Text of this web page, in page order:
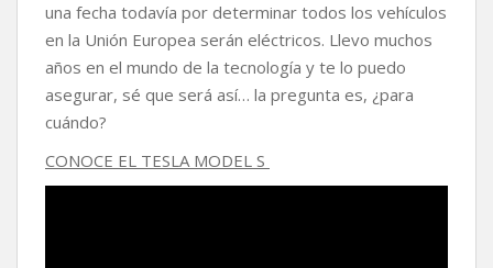
una fecha todavía por determinar todos los vehículos
en la Unión Europea serán eléctricos. Llevo muchos
años en el mundo de la tecnología y te lo puedo
asegurar, sé que será así… la pregunta es, ¿para
cuándo?
CONOCE EL TESLA MODEL S